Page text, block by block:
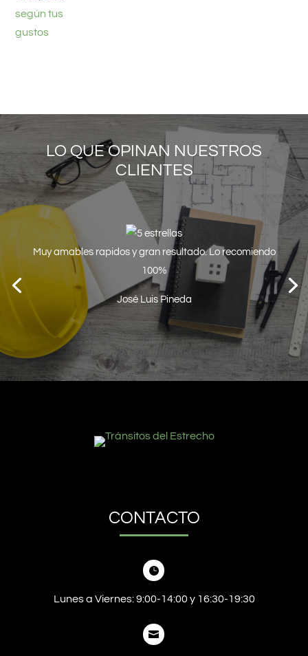
LO QUE OPINAN NUESTROS
CLIENTES
Muy amables rapidos y gran resultado. Lo recomiendo
100%
José Luis Pineda
CONTACTO

Lunes a Viernes: 9:00-14:00 y 16:30-19:30
